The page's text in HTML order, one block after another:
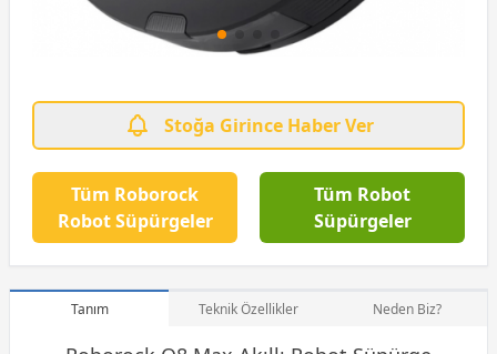
Stoğa Girince Haber Ver
Tüm Roborock
Robot Süpürgeler
Tüm Robot
Süpürgeler
Tanım Teknik Özellikler Neden Biz?